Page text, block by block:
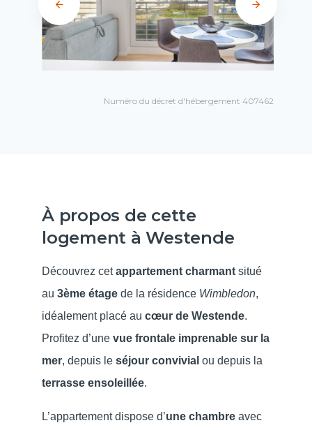
Numéro du décret d'hébergement 407462
À propos de cette
logement à Westende
Découvrez cetappartement charmant situé
au 3ème étage de la résidence Wimbledon,
idéalement placé au cœur de Westende.
Profitez d’une vue frontale imprenable sur la
mer, depuis le séjour convivial ou depuis la
terrasse ensoleillée.
L’appartement dispose d’une chambre avec